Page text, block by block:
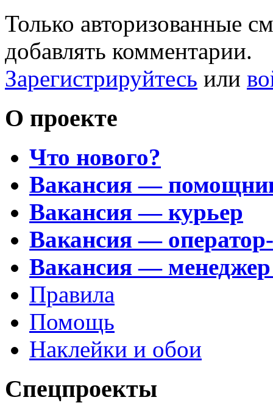
Только авторизованные
добавлять комментарии.
Зарегистрируйтесь или
О проекте
Что нового?
Вакансия —
Вакансия — курьер
Вакансия —
Вакансия —
Правила
Помощь
Наклейки и обои
Спецпроекты